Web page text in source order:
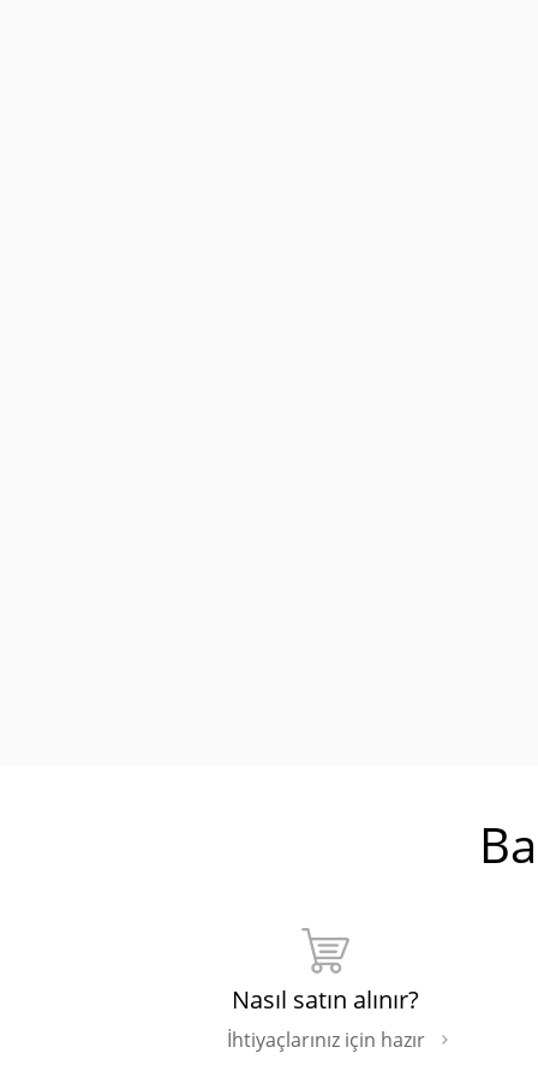
Nasıl satın alınır?
İhtiyaçlarınız için hazır